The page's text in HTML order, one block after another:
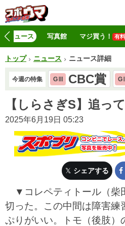
ニュース 写真館 マジ買う！ 有料
トップ ニュース ニュース詳細
今週の特集 GⅢ CBC賞
【しらさぎS】追っ
2025年6月19日 05:23
シェアする
▼コレペティトール（柴
切った。この中間は障害練
ぷりがいい。トモ（後肢）